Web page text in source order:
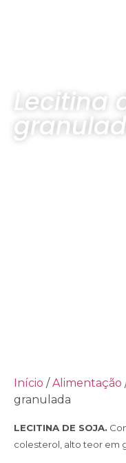
Lecitina
Início /Alimentação
granulada
LECITINA DE SOJA.
colesterol, alto teor em